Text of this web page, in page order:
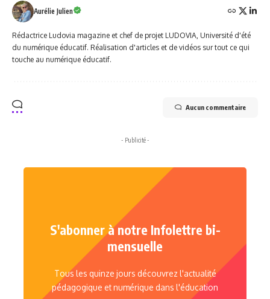
Aurélie Julien
Rédactrice Ludovia magazine et chef de projet LUDOVIA, Université d'été
du numérique éducatif. Réalisation d'articles et de vidéos sur tout ce qui
touche au numérique éducatif.
Aucun commentaire
- Publicité -
S'abonner à notre Infolettre bi-
mensuelle
Tous les quinze jours découvrez l'actualité
pédagogique et numérique dans l'éducation